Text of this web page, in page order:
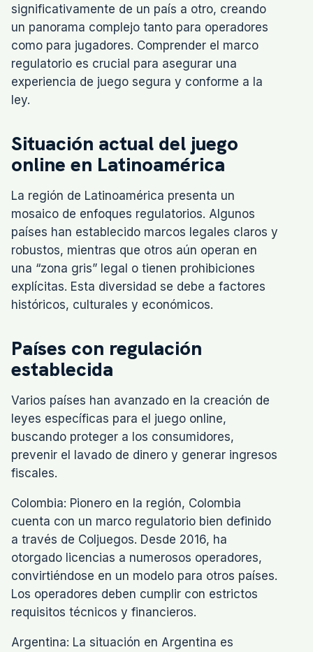
significativamente de un país a otro, creando
un panorama complejo tanto para operadores
como para jugadores. Comprender el marco
regulatorio es crucial para asegurar una
experiencia de juego segura y conforme a la
ley.
Situación actual del juego
online en Latinoamérica
La región de Latinoamérica presenta un
mosaico de enfoques regulatorios. Algunos
países han establecido marcos legales claros y
robustos, mientras que otros aún operan en
una “zona gris” legal o tienen prohibiciones
explícitas. Esta diversidad se debe a factores
históricos, culturales y económicos.
Países con regulación
establecida
Varios países han avanzado en la creación de
leyes específicas para el juego online,
buscando proteger a los consumidores,
prevenir el lavado de dinero y generar ingresos
fiscales.
Colombia: Pionero en la región, Colombia
cuenta con un marco regulatorio bien definido
a través de Coljuegos. Desde 2016, ha
otorgado licencias a numerosos operadores,
convirtiéndose en un modelo para otros países.
Los operadores deben cumplir con estrictos
requisitos técnicos y financieros.
Argentina: La situación en Argentina es